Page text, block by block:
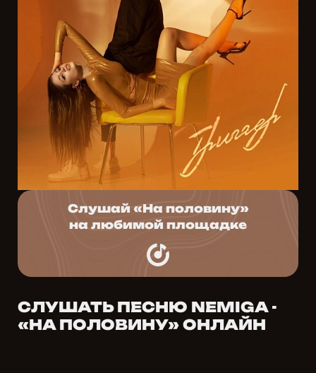
Слушай «На половину»
на любимой площадке
СЛУШАТЬ ПЕСНЮ NEMIGA -
«НА ПОЛОВИНУ» ОНЛАЙН